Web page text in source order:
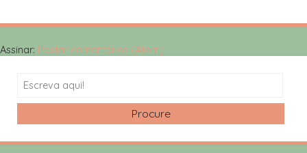
Assinar: Postar comentários (Atom)
Search